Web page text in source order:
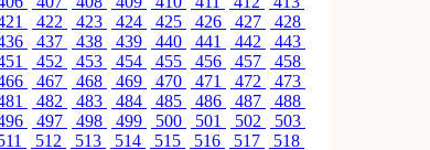
422 423 424 425 426 427
428
437 438 439 440 441 442
443
452 453 454 455 456 457
458
467 468 469 470 471 472
473
482 483 484 485 486 487
488
497 498 499 500 501 502
503
512 513 514 515 516 517
518